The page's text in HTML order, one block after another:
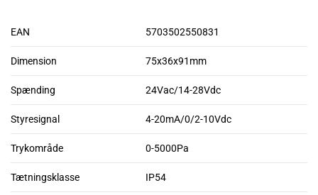
EAN 5703502550831
Dimension 75x36x91mm
Spænding 24Vac/14-28Vdc
Styresignal 4-20mA/0/2-10Vdc
Trykområde 0-5000Pa
Tætningsklasse IP54